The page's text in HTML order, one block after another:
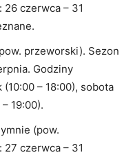
czerwca – 31
przeworski). Sezon
Godziny
– 18:00), sobota
19:00).
(pow.
27 czerwca – 31